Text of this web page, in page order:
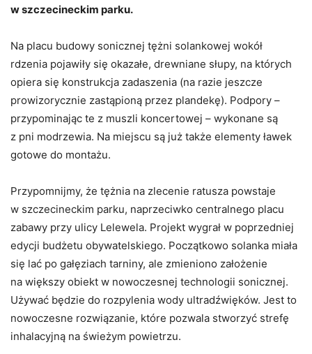
w szczecineckim parku.
Na placu budowy sonicznej tężni solankowej wokół
rdzenia pojawiły się okazałe, drewniane słupy, na których
opiera się konstrukcja zadaszenia (na razie jeszcze
prowizorycznie zastąpioną przez plandekę). Podpory –
przypominając te z muszli koncertowej – wykonane są
z pni modrzewia. Na miejscu są już także elementy ławek
gotowe do montażu.
Przypomnijmy, że tężnia na zlecenie ratusza powstaje
w szczecineckim parku, naprzeciwko centralnego placu
zabawy przy ulicy Lelewela. Projekt wygrał w poprzedniej
edycji budżetu obywatelskiego. Początkowo solanka miała
się lać po gałęziach tarniny, ale zmieniono założenie
na większy obiekt w nowoczesnej technologii sonicznej.
Używać będzie do rozpylenia wody ultradźwięków. Jest to
nowoczesne rozwiązanie, które pozwala stworzyć strefę
inhalacyjną na świeżym powietrzu.